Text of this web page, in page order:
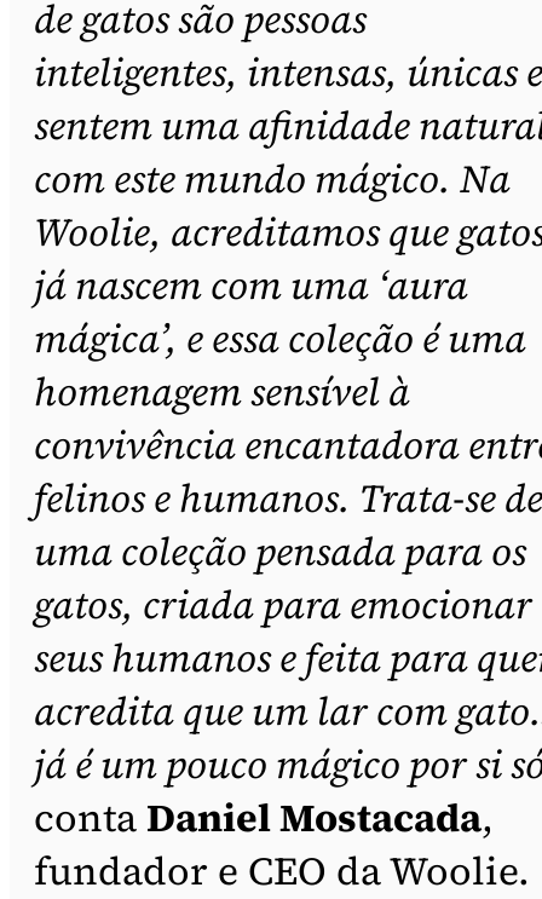
de gatos são pessoas
inteligentes, intensas, únicas e
sentem uma afinidade
com este mundo mágico. Na
Woolie, acreditamos que
já nascem com uma ‘aura
mágica’, e essa coleção é uma
homenagem sensível à
convivência encantadora
felinos e humanos. Trata-se de
uma coleção pensada para os
gatos, criada para emocionar
seus humanos e feita para
acredita que um lar com
já é um pouco mágico por si
conta Daniel Mostacada,
fundador e CEO da Woolie.